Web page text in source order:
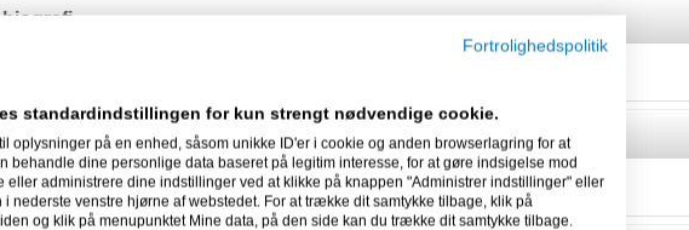
facts om mig
har ikke skrevet skæve facts om sig selv.
Fortrolighedspolitik
standardindstillingen for kun strengt nødvendige cookie.
oplysninger på en enhed, såsom unikke ID'er i cookie og anden browserlagring for at
dine personlige data baseret på legitim interesse, for at gøre indsigelse mod
eller administrere dine indstillinger ved at klikke på knappen "Administrer indstillinger" eller
nederste venstre hjørne af webstedet. For at trække dit samtykke tilbage, klik på
og klik på menupunktet Mine data, på den side kan du trække dit samtykke tilbage.